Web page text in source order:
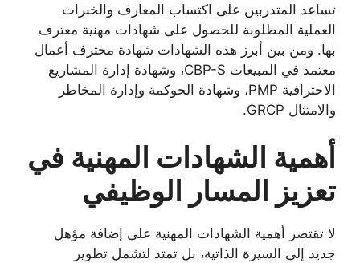
تساعد المتدربين على اكتساب المعارف والخبرات
العملية المطلوبة للحصول على شهادات مهنية معترف
بها. ومن بين أبرز هذه الشهادات شهادة محترف أعمال
معتمد في المبيعات CBP-S، وشهادة إدارة المشاريع
الاحترافية PMP، وشهادة الحوكمة وإدارة المخاطر
والامتثال GRCP.
أهمية الشهادات المهنية في
تعزيز المسار الوظيفي
لا تقتصر أهمية الشهادات المهنية على إضافة مؤهل
جديد إلى السيرة الذاتية، بل تمتد لتشمل تطوير